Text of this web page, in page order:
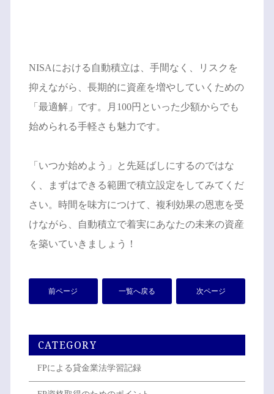
NISAにおける自動積立は、手間なく、リスクを
抑えながら、長期的に資産を増やしていくための
「最適解」です。月100円といった少額からでも
始められる手軽さも魅力です。
「いつか始めよう」と先延ばしにするのではな
く、まずはできる範囲で積立設定をしてみてくだ
さい。時間を味方につけて、複利効果の恩恵を受
けながら、自動積立で着実にあなたの未来の資産
を築いていきましょう！
前ページ 一覧へ戻る 次ページ
CATEGORY
FPによる貸金業法学習記録